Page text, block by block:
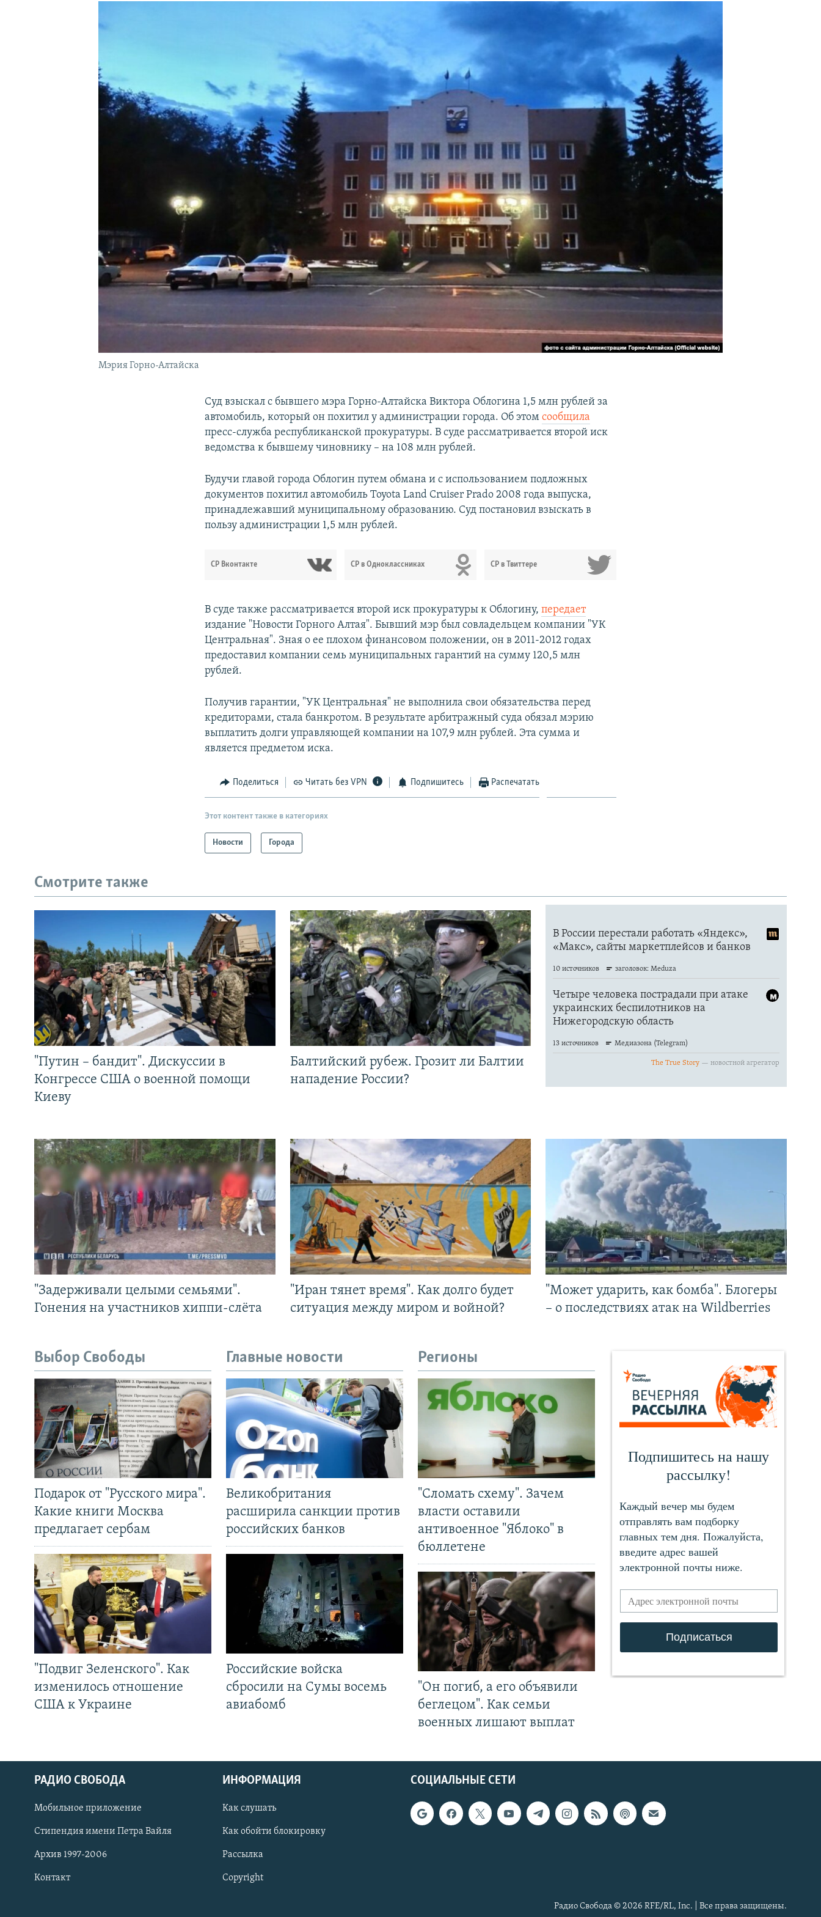
ПОДПИШИТЕСЬ НА РАССЫЛКУ
СОЦИАЛЬНЫЕ СЕТИ
Мэрия Горно-Алтайска
Суд взыскал с бывшего мэра Горно-Алтайска Виктора Облогина 1,5 млн рублей за
автомобиль, который он похитил у администрации города. Об этомсообщила
пресс-служба республиканской прокуратуры. В суде рассматривается второй иск
ведомства к бывшему чиновнику – на 108 млн рублей.
Будучи главой города Облогин путем обмана и с использованием подложных
документов похитил автомобиль Toyota Land Cruiser Prado 2008 года выпуска,
принадлежавший муниципальному образованию. Суд постановил взыскать в
пользу администрации 1,5 млн рублей.
СР Вконтакте СР в Одноклассниках СР в Твиттере
В суде также рассматривается второй иск прокуратуры к Облогину,передает
издание "Новости Горного Алтая". Бывший мэр был совладельцем компании "УК
Центральная". Зная о ее плохом финансовом положении, он в 2011-2012 годах
предоставил компании семь муниципальных гарантий на сумму 120,5 млн
рублей.
Получив гарантии, "УК Центральная" не выполнила свои обязательства перед
кредиторами, стала банкротом. В результате арбитражный суда обязал мэрию
выплатить долги управляющей компании на 107,9 млн рублей. Эта сумма и
является предметом иска.
Поделиться Читать без VPN Подпишитесь Распечатать
Этот контент также в категориях
Новости Города
Смотрите также
"Путин – бандит". Дискуссии в
Конгрессе США о военной помощи
Киеву
Балтийский рубеж. Грозит ли Балтии
нападение России?
"Задерживали целыми семьями".
Гонения на участников хиппи-слёта
"Иран тянет время". Как долго будет
ситуация между миром и войной?
"Может ударить, как бомба". Блогеры
– о последствиях атак на Wildberries
Выбор Свободы
Подарок от "Русского мира".
Какие книги Москва
предлагает сербам
"Подвиг Зеленского". Как
изменилось отношение
США к Украине
Главные новости
Великобритания
расширила санкции против
российских банков
Российские войска
сбросили на Сумы восемь
авиабомб
Регионы
"Сломать схему". Зачем
власти оставили
антивоенное "Яблоко" в
бюллетене
"Он погиб, а его объявили
беглецом". Как семьи
военных лишают выплат
СОЦИАЛЬНЫЕ СЕТИ
РАДИО СВОБОДА
Мобильное приложение
Стипендия имени Петра Вайля
Архив 1997-2006
Контакт
ИНФОРМАЦИЯ
Как слушать
Как обойти блокировку
Рассылка
Copyright
Радио Свобода © 2026 RFE/RL, Inc. | Все права защищены.